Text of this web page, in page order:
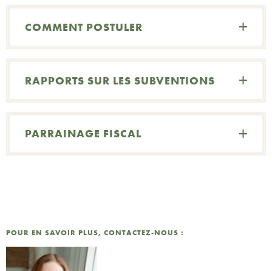
COMMENT POSTULER
RAPPORTS SUR LES SUBVENTIONS
PARRAINAGE FISCAL
POUR EN SAVOIR PLUS, CONTACTEZ-NOUS :